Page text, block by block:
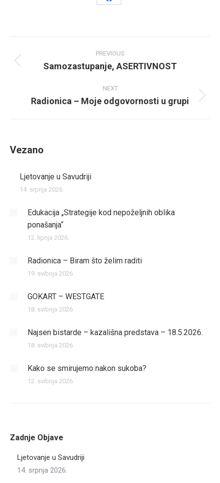
Share
navigation
PREVIOUS
Previous
Samozastupanje, ASERTIVNOST
NEXT
Next
Radionica – Moje odgovornosti u grupi
Vezano
Ljetovanje u Savudriji
14. srpnja 2026.
Edukacija „Strategije kod nepoželjnih oblika
ponašanja“
12. lipnja 2026.
Radionica – Biram što želim raditi
19. svibnja 2026.
GOKART – WESTGATE
18. svibnja 2026.
Najsen bistarde – kazališna predstava – 18.5.2026.
18. svibnja 2026.
Kako se smirujemo nakon sukoba?
12. svibnja 2026.
Zadnje Objave
Ljetovanje u Savudriji
14. srpnja 2026.